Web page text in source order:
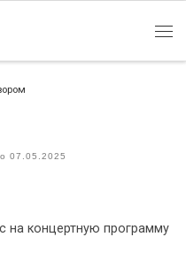
07.05.2025
на концертную программу